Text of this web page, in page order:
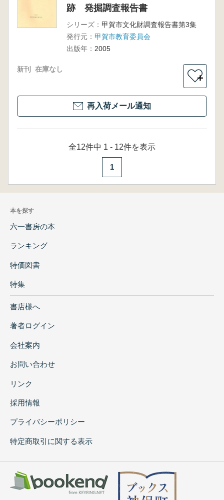
跡 発掘調査報告書
シリーズ： 甲賀市文化財調査報告書第3集
発行元： 甲賀市教育委員会
出版年： 2005
新刊 在庫なし
＋
再入荷メール通知
全12件中 1 - 12件を表示
1
本を探す
六一書房の本
ランキング
特価図書
特集
書店様へ
著者ログイン
会社案内
お問い合わせ
リンク
採用情報
プライバシーポリシー
特定商取引に関する表示